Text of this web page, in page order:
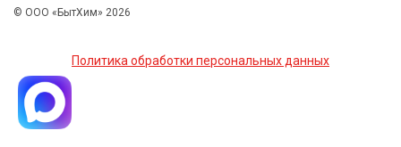
© ООО «БытХим» 2026
Политика обработки персональных данных